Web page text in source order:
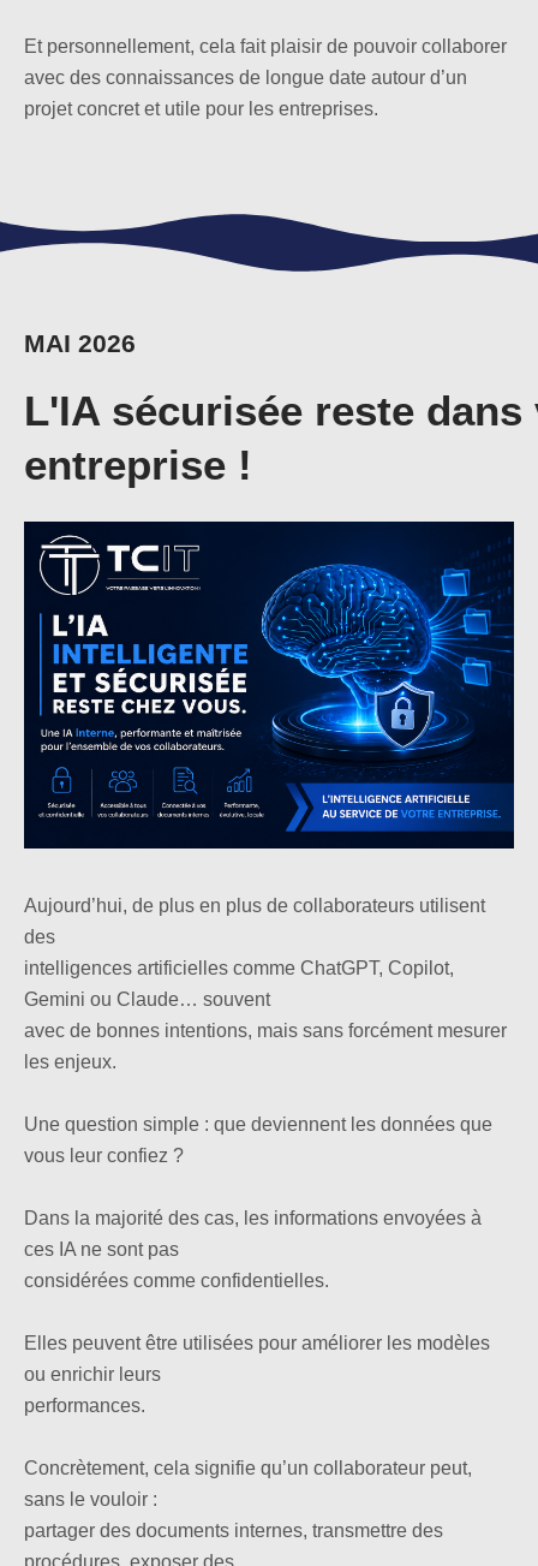
Et personnellement, cela fait plaisir de pouvoir collaborer
avec des connaissances de longue date autour d’un
projet concret et utile pour les entreprises.
MAI 2026
L'IA sécurisée reste dans
entreprise !
Aujourd’hui, de plus en plus de collaborateurs utilisent
des
intelligences artificielles comme ChatGPT, Copilot,
Gemini ou Claude… souvent
avec de bonnes intentions, mais sans forcément mesurer
les enjeux.
Une question simple : que deviennent les données que
vous leur confiez ?
Dans la majorité des cas, les informations envoyées à
ces IA ne sont pas
considérées comme confidentielles.
Elles peuvent être utilisées pour améliorer les modèles
ou enrichir leurs
performances.
Concrètement, cela signifie qu’un collaborateur peut,
sans le vouloir :
partager des documents internes, transmettre des
procédures, exposer des